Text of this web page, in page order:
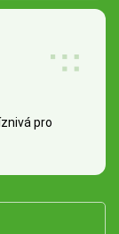
pro